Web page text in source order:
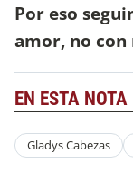
Por eso
amor, no con
EN ESTA NOTA
Gladys Cabezas